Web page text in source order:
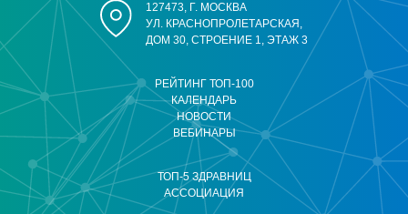
РЕЙТИНГ ТОП-100
КАЛЕНДАРЬ
НОВОСТИ
ВЕБИНАРЫ
ТОП-5 ЗДРАВНИЦ
АССОЦИАЦИЯ
127473, Г. МОСКВА
УЛ. КРАСНОПРОЛЕТАРСКАЯ,
ДОМ 30, СТРОЕНИЕ 1, ЭТАЖ 3